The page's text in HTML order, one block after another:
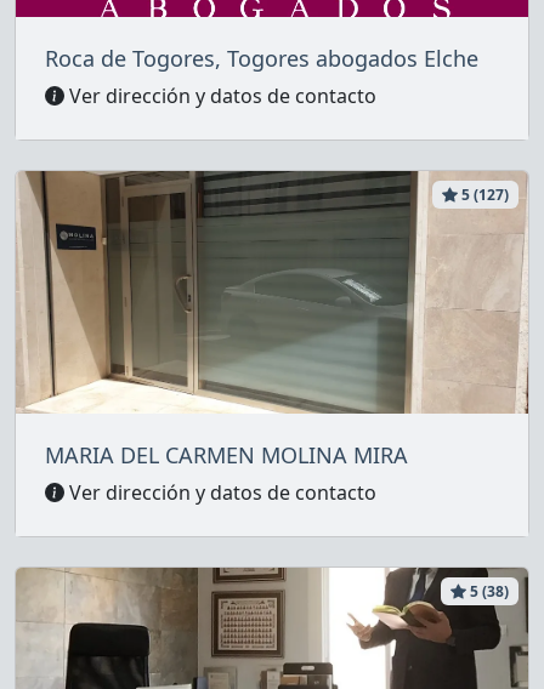
Roca de Togores, Togores abogados Elche
Ver dirección y datos de contacto
5 (127)
MARIA DEL CARMEN MOLINA MIRA
Ver dirección y datos de contacto
5 (38)